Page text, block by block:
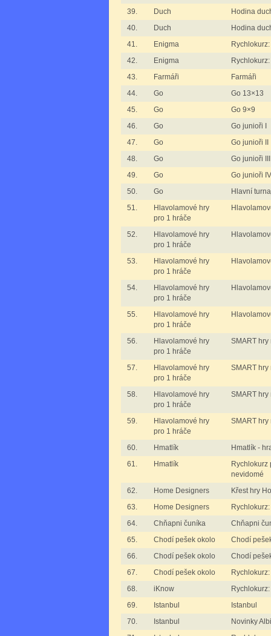
39.
Duch
Hodina
40.
Duch
Hodina
41.
Enigma
42.
Enigma
43.
Farmáři
Farmáři
44.
Go
Go 13×13
45.
Go
Go 9×9
46.
Go
Go junioři I
47.
Go
Go junioři II
48.
Go
Go junioři III
49.
Go
Go junioři IV
50.
Go
Hlavní
51.
Hlavolamové hry
pro 1 hráče
52.
Hlavolamové hry
pro 1 hráče
53.
Hlavolamové hry
pro 1 hráče
54.
Hlavolamové hry
pro 1 hráče
55.
Hlavolamové hry
pro 1 hráče
56.
Hlavolamové hry
pro 1 hráče
SMART
57.
Hlavolamové hry
pro 1 hráče
SMART
58.
Hlavolamové hry
pro 1 hráče
SMART
59.
Hlavolamové hry
pro 1 hráče
SMART
60. Hmatlík
Hmatlík -
61.
Hmatlík
Rychlokurz
nevidomé
62.
Home Designers
Křest hry
63.
Home Designers
64.
Chňapni čuníka
Chňapni
65.
Chodí pešek okolo
Chodí
66.
Chodí pešek okolo
Chodí
67.
Chodí pešek okolo
68.
iKnow
69.
Istanbul
Istanbul
70.
Istanbul
Novinky